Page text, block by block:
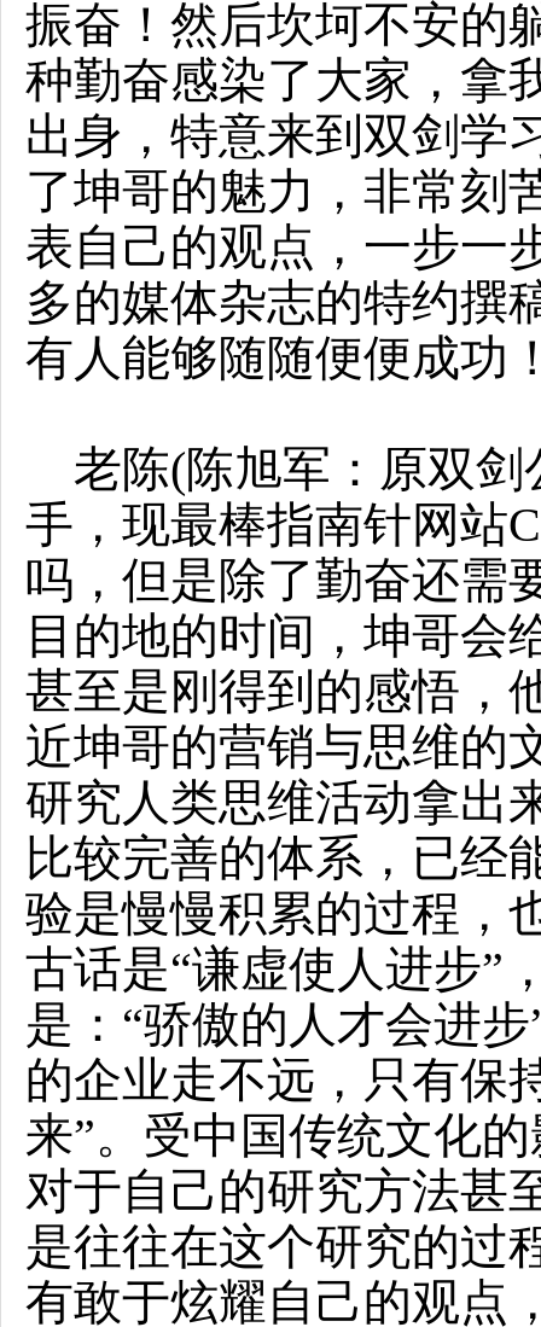
振奋！然后坎坷不安的
种勤奋感染了大家，拿
出身，特意来到双剑学
了坤哥的魅力，非常刻
表自己的观点，一步一
多的媒体杂志的特约撰
有人能够随随便便成功
老陈(陈旭军：原双剑
手，现最棒指南针网站
吗，但是除了勤奋还需
目的地的时间，坤哥会
甚至是刚得到的感悟，
近坤哥的营销与思维的
研究人类思维活动拿出
比较完善的体系，已经
验是慢慢积累的过程，
古话是“谦虚使人进步”
是：“骄傲的人才会进
的企业走不远，只有保
来”。受中国传统文化
对于自己的研究方法甚
是往往在这个研究的过
有敢于炫耀自己的观点